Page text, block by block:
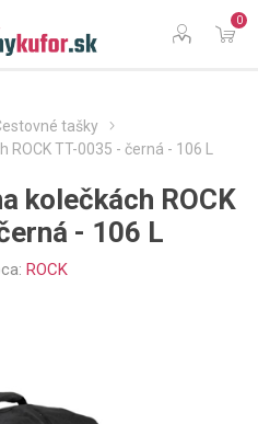
0
tašky
TT-0035 - černá - 106 L
kolečkách ROCK
- 106 L
ROCK